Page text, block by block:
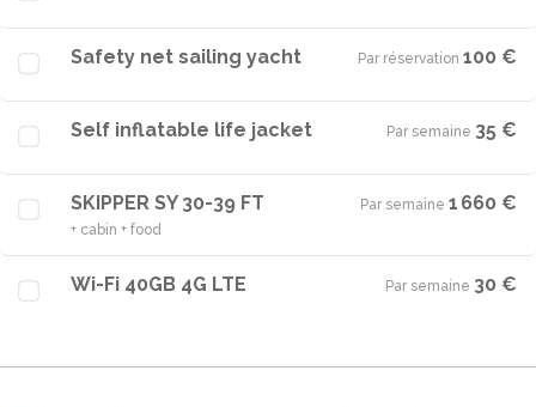
Safety net sailing yacht Par réservation·100 €
Self inflatable life jacket Par semaine·35 €
SKIPPER SY 30-39 FT
+ cabin + food
Par semaine·1 660 €
Wi-Fi 40GB 4G LTE Par semaine·30 €